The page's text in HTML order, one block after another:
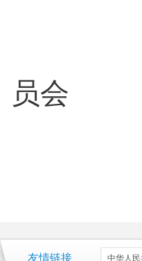
员会
友情链接